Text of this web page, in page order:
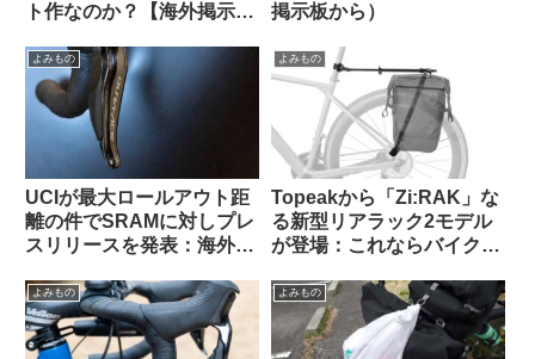
ト作なのか？【海外掲示板
掲示板から）
よみもの
UCIが最大ロールアウト距
離の件でSRAMに対しプレ
スリリースを発表：海外サ
よみもの
Topeakから「Zi:RAK」な
る新型リアラック2モデル
が登場：これならバイクパ
らも納得？
よみもの よみもの